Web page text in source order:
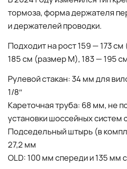
тормоза, форма держателя
и держателей проводки.
Подходит на рост 159 — 173
185 см (размер M), 183 — 195
Рулевой стакан: 34 мм для
1/8″
Кареточная труба: 68 мм, не
установки шоссейных систем
Подседельный штырь (в
27,2 мм
OLD: 100 мм спереди и 135 мм